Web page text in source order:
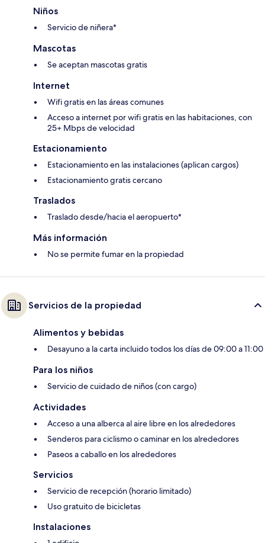
Niños
Servicio de niñera*
Mascotas
Se aceptan mascotas gratis
Internet
Wifi gratis en las áreas comunes
Acceso a internet por wifi gratis en las habitaciones, con
25+ Mbps de velocidad
Estacionamiento
Estacionamiento en las instalaciones (aplican cargos)
Estacionamiento gratis cercano
Traslados
Traslado desde/hacia el aeropuerto*
Más información
No se permite fumar en la propiedad
Servicios de la propiedad
Alimentos y bebidas
Desayuno a la carta incluido todos los días de 09:00 a 11:00
Para los niños
Servicio de cuidado de niños (con cargo)
Actividades
Acceso a una alberca al aire libre en los alrededores
Senderos para ciclismo o caminar en los alrededores
Paseos a caballo en los alrededores
Servicios
Servicio de recepción (horario limitado)
Uso gratuito de bicicletas
Instalaciones